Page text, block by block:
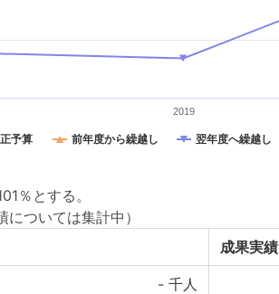
予算 前年度から繰越し 翌年度へ繰越し
2019
％とする。
ついては集計中）
成果実績
- 千人